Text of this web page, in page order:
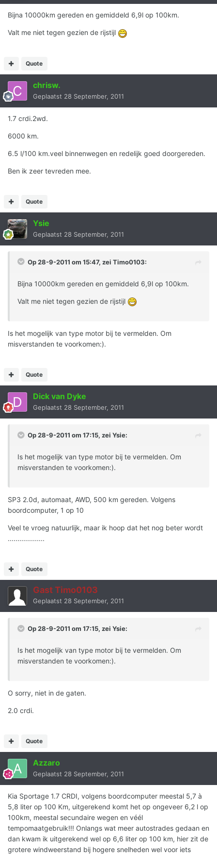
Bijna 10000km gereden en gemiddeld 6,9l op 100km.
Valt me niet tegen gezien de rijstijl
Quote
chrisw.
Geplaatst 28 September, 2011
1.7 crdi.2wd.
6000 km.
6.5 l/100 km.veel binnenwegen en redelijk goed doorgereden.
Ben ik zeer tevreden mee.
Quote
Ysie
Geplaatst 28 September, 2011
Op 28-9-2011 om 15:47, zei Timo0103:
Bijna 10000km gereden en gemiddeld 6,9l op 100km.
Valt me niet tegen gezien de rijstijl
Is het mogelijk van type motor bij te vermelden. Om
misverstanden te voorkomen:).
Quote
Dick van Dyke
Geplaatst 28 September, 2011
Op 28-9-2011 om 17:15, zei Ysie:
Is het mogelijk van type motor bij te vermelden. Om
misverstanden te voorkomen:).
SP3 2.0d, automaat, AWD, 500 km gereden. Volgens
boordcomputer, 1 op 10
Veel te vroeg natuurlijk, maar ik hoop dat het nog beter wordt
...................
Quote
Gast Timo0103
Geplaatst 28 September, 2011
Op 28-9-2011 om 17:15, zei Ysie:
Is het mogelijk van type motor bij te vermelden. Om
misverstanden te voorkomen:).
O sorry, niet in de gaten.
2.0 crdi.
Quote
Azzaro
Geplaatst 28 September, 2011
Kia Sportage 1.7 CRDI, volgens boordcomputer meestal 5,7 à
5,8 liter op 100 Km, uitgerekend komt het op ongeveer 6,2 l op
100km, meestal secundaire wegen en véél
tempomaatgebruik!!! Onlangs wat meer autostrades gedaan en
dan kwam ik uitgerekend wel op 6,6 liter op 100 km, hier zit de
grotere windweerstand bij hogere snelheden wel voor iets